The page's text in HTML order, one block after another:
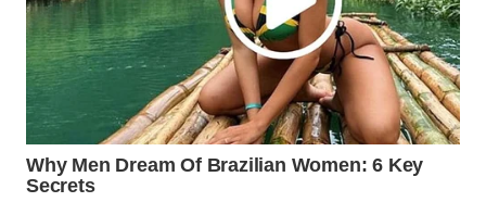
WN
SULSEL
WN
GORONTALO